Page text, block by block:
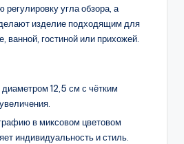
регулировку угла обзора, а
изделие подходящим для
ванной, гостиной или прихожей.
диаметром 12,5 см с чётким
в миксовом цветовом
индивидуальность и стиль.